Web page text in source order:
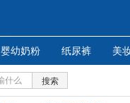
婴幼奶粉 纸尿裤 美
搜索